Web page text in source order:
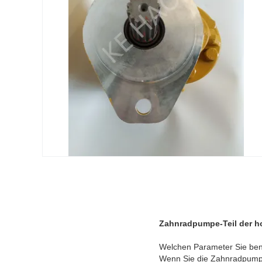
Zahnradpumpe-Teil der
Welchen Parameter Sie
Wenn Sie die